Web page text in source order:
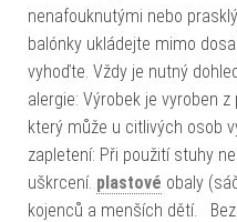
nenafouknutými nebo
balónky ukládejte mimo
vyhoďte. Vždy je nutný
alergie: Výrobek je vyroben
který může u citlivých osob
zapletení: Při použití stuhy
uškrcení. plastové obaly
kojenců a menších dětí.